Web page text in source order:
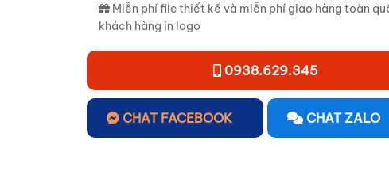
Miễn phí file thiết kế và miễn phí giao hàng toàn
khách hàng in logo
0938.629.345
CHAT FACEBOOK CHAT ZALO